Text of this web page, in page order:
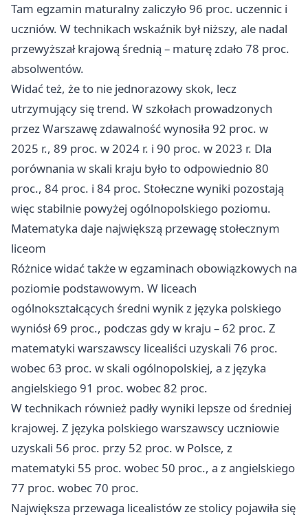
Tam egzamin maturalny zaliczyło 96 proc. uczennic i
uczniów. W technikach wskaźnik był niższy, ale nadal
przewyższał krajową średnią – maturę zdało 78 proc.
absolwentów.
Widać też, że to nie jednorazowy skok, lecz
utrzymujący się trend. W szkołach prowadzonych
przez Warszawę zdawalność wynosiła 92 proc. w
2025 r., 89 proc. w 2024 r. i 90 proc. w 2023 r. Dla
porównania w skali kraju było to odpowiednio 80
proc., 84 proc. i 84 proc. Stołeczne wyniki pozostają
więc stabilnie powyżej ogólnopolskiego poziomu.
Matematyka daje największą przewagę stołecznym
liceom
Różnice widać także w egzaminach obowiązkowych na
poziomie podstawowym. W liceach
ogólnokształcących średni wynik z języka polskiego
wyniósł 69 proc., podczas gdy w kraju – 62 proc. Z
matematyki warszawscy licealiści uzyskali 76 proc.
wobec 63 proc. w skali ogólnopolskiej, a z języka
angielskiego 91 proc. wobec 82 proc.
W technikach również padły wyniki lepsze od średniej
krajowej. Z języka polskiego warszawscy uczniowie
uzyskali 56 proc. przy 52 proc. w Polsce, z
matematyki 55 proc. wobec 50 proc., a z angielskiego
77 proc. wobec 70 proc.
Największa przewaga licealistów ze stolicy pojawiła się